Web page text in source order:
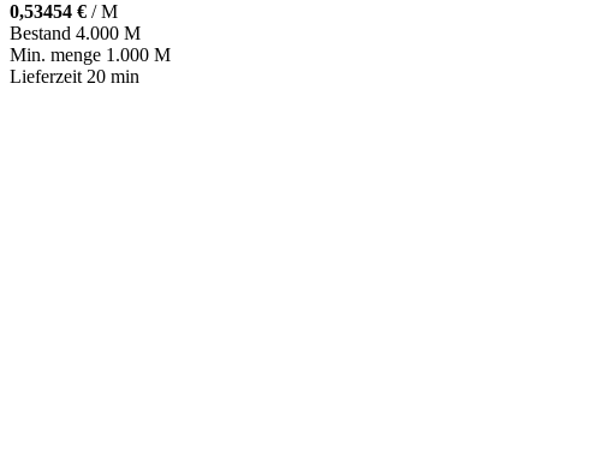
0,53454 € / M
Bestand 4.000 M
Min. menge 1.000 M
Lieferzeit 20 min